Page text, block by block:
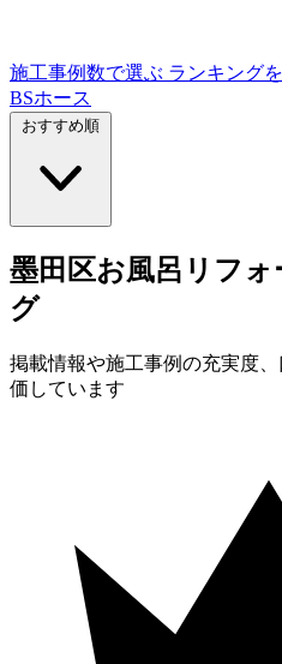
施工事例数で選ぶ ランキング
BSホース
おすすめ順
墨田区お風呂 リフ
グ
掲載情報や施工事例の充実度
価しています